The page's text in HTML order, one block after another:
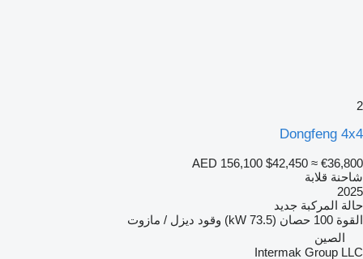
2
Dongfeng 4x4
AED 156,100 $42,450 ≈ €36,800
شاحنة قلابة
2025
حالة المركبة جديد
القوة 100 حصان (73.5 kW) وقود ديزل / مازوت
الصين
Intermak Group LLC